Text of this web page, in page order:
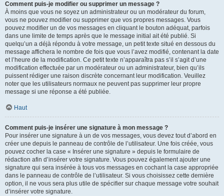
Comment puis-je modifier ou supprimer un message ?
À moins que vous ne soyez un administrateur ou un modérateur du forum,
vous ne pouvez modifier ou supprimer que vos propres messages. Vous
pouvez modifier un de vos messages en cliquant le bouton adéquat, parfois
dans une limite de temps après que le message initial ait été publié. Si
quelqu’un a déjà répondu à votre message, un petit texte situé en dessous du
message affichera le nombre de fois que vous l’avez modifié, contenant la date
et l’heure de la modification. Ce petit texte n’apparaîtra pas s’il s’agit d’une
modification effectuée par un modérateur ou un administrateur, bien qu’ils
puissent rédiger une raison discrète concernant leur modification. Veuillez
noter que les utilisateurs normaux ne peuvent pas supprimer leur propre
message si une réponse a été publiée.
Haut
Comment puis-je insérer une signature à mon message ?
Pour insérer une signature à un de vos messages, vous devez tout d’abord en
créer une depuis le panneau de contrôle de l’utilisateur. Une fois créée, vous
pouvez cocher la case « Insérer une signature » depuis le formulaire de
rédaction afin d’insérer votre signature. Vous pouvez également ajouter une
signature qui sera insérée à tous vos messages en cochant la case appropriée
dans le panneau de contrôle de l’utilisateur. Si vous choisissez cette dernière
option, il ne vous sera plus utile de spécifier sur chaque message votre souhait
d’insérer votre signature.